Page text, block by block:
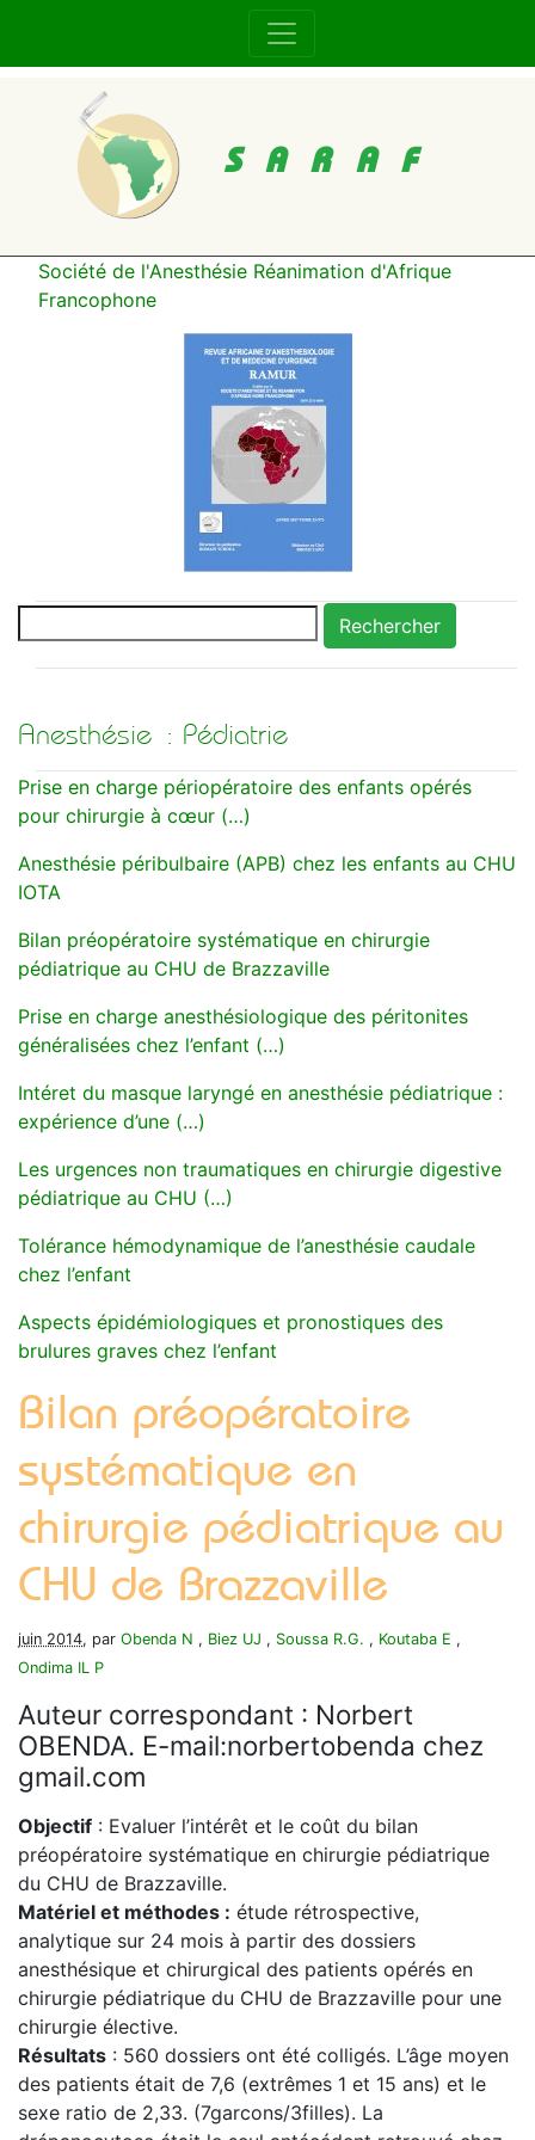
SARAF
Société de l'Anesthésie Réanimation d'Afrique
Francophone
Rechercher
Anesthésie : Pédiatrie
Prise en charge périopératoire des enfants opérés
pour chirurgie à cœur (…)
Anesthésie péribulbaire (APB) chez les enfants au CHU
IOTA
Bilan préopératoire systématique en chirurgie
pédiatrique au CHU de Brazzaville
Prise en charge anesthésiologique des péritonites
généralisées chez l’enfant (…)
Intéret du masque laryngé en anesthésie pédiatrique :
expérience d’une (…)
Les urgences non traumatiques en chirurgie digestive
pédiatrique au CHU (…)
Tolérance hémodynamique de l’anesthésie caudale
chez l’enfant
Aspects épidémiologiques et pronostiques des
brulures graves chez l’enfant
Bilan préopératoire
systématique en
chirurgie pédiatrique au
CHU de Brazzaville
juin 2014, par Obenda N , Biez UJ , Soussa R.G. , Koutaba E ,
Ondima IL P
Auteur correspondant : Norbert
OBENDA. E-mail:norbertobenda chez
gmail.com
Objectif : Evaluer l’intérêt et le coût du bilan
préopératoire systématique en chirurgie pédiatrique
du CHU de Brazzaville.
Matériel et méthodes : étude rétrospective,
analytique sur 24 mois à partir des dossiers
anesthésique et chirurgical des patients opérés en
chirurgie pédiatrique du CHU de Brazzaville pour une
chirurgie élective.
Résultats : 560 dossiers ont été colligés. L’âge moyen
des patients était de 7,6 (extrêmes 1 et 15 ans) et le
sexe ratio de 2,33. (7garcons/3filles). La